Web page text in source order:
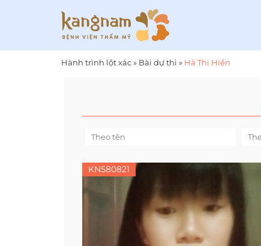
Hành trình lột xác» Bài dự thi » Hà Thị Hiền
KN580821